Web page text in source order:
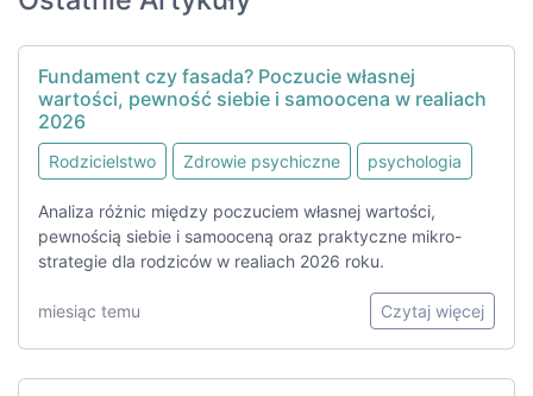
Fundament czy fasada? Poczucie własnej
wartości, pewność siebie i samoocena w realiach
2026
Rodzicielstwo Zdrowie psychiczne psychologia
Analiza różnic między poczuciem własnej wartości,
pewnością siebie i samooceną oraz praktyczne mikro-
strategie dla rodziców w realiach 2026 roku.
miesiąc temu Czytaj więcej